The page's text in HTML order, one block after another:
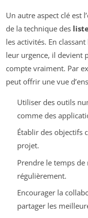
Un autre aspect clé est
de la technique des
les activités. En
leur urgence, il devient
compte vraiment. Par
peut offrir une vue
Utiliser des outils
comme des
Établir des objectifs
projet.
Prendre le temps
régulièrement.
Encourager la
partager les